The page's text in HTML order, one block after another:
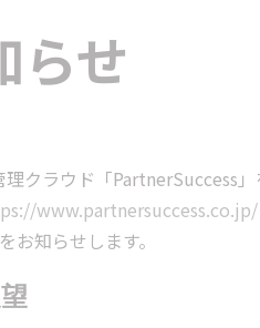
らせ
クラウド「PartnerSuccess
www.partnersuccess.co.jp/
お知らせします。